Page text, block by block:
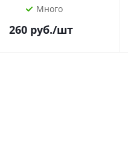
Много
260 руб./шт